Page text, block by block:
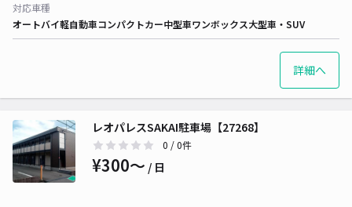
対応車種
オートバイ軽自動車コンパクトカー中型車ワンボックス大型車・SUV
詳細へ
レオパレスSAKAI駐車場【27268】
0 / 0件
¥300〜 / 日